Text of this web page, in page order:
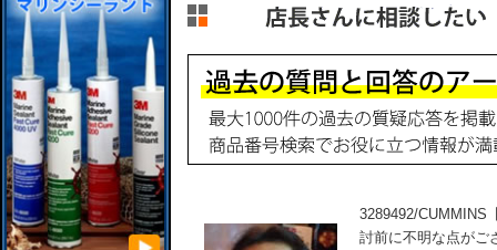
3289492/CUMMINS
討前に不明な点がご